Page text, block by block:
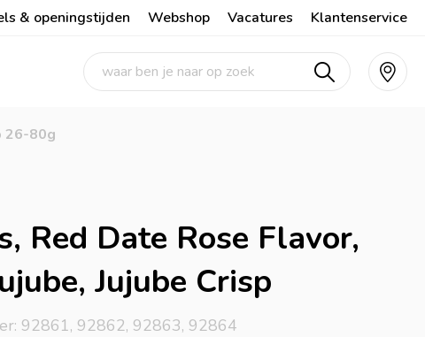
& openingstijden Webshop Vacatures Klantenservice
26-80g
Red Date Rose Flavor,
Jujube Crisp
92861, 92862, 92863, 92864